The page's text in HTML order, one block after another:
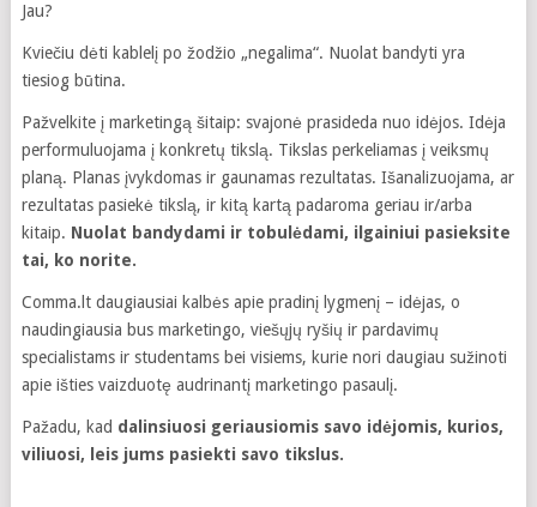
Jau?
Kviečiu dėti kablelį po žodžio „negalima“. Nuolat bandyti yra
tiesiog būtina.
Pažvelkite į marketingą šitaip: svajonė prasideda nuo idėjos. Idėja
performuluojama į konkretų tikslą. Tikslas perkeliamas į veiksmų
planą. Planas įvykdomas ir gaunamas rezultatas. Išanalizuojama, ar
rezultatas pasiekė tikslą, ir kitą kartą padaroma geriau ir/arba
kitaip. Nuolat bandydami ir tobulėdami, ilgainiui pasieksite
tai, ko norite.
Comma.lt daugiausiai kalbės apie pradinį lygmenį – idėjas, o
naudingiausia bus marketingo, viešųjų ryšių ir pardavimų
specialistams ir studentams bei visiems, kurie nori daugiau sužinoti
apie išties vaizduotę audrinantį marketingo pasaulį.
Pažadu, kad dalinsiuosi geriausiomis savo idėjomis, kurios,
viliuosi, leis jums pasiekti savo tikslus.